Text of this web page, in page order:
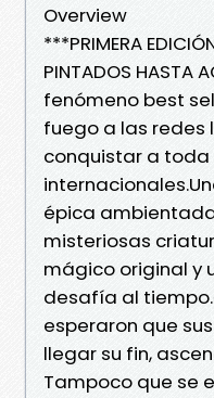
Overview
***PRIMERA
PINTADOS HASTA
fenómeno best
fuego a las redes
conquistar a toda
épica
misteriosas
mágico original y
desafía al
esperaron que
llegar su fin,
Tampoco que se